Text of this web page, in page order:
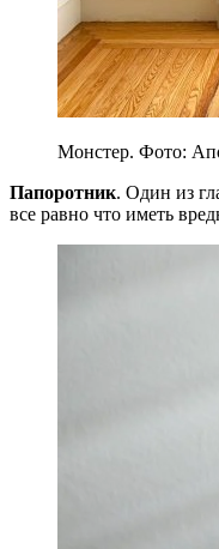
Монстер. Фото:
Папоротник. Один из
все равно что иметь